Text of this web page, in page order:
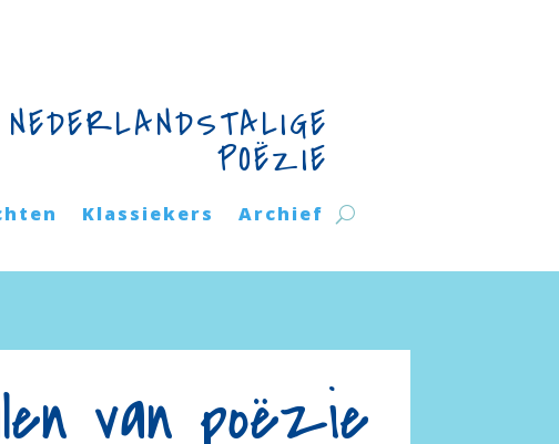
POËZIE
Klassiekers Archief
van poëzie